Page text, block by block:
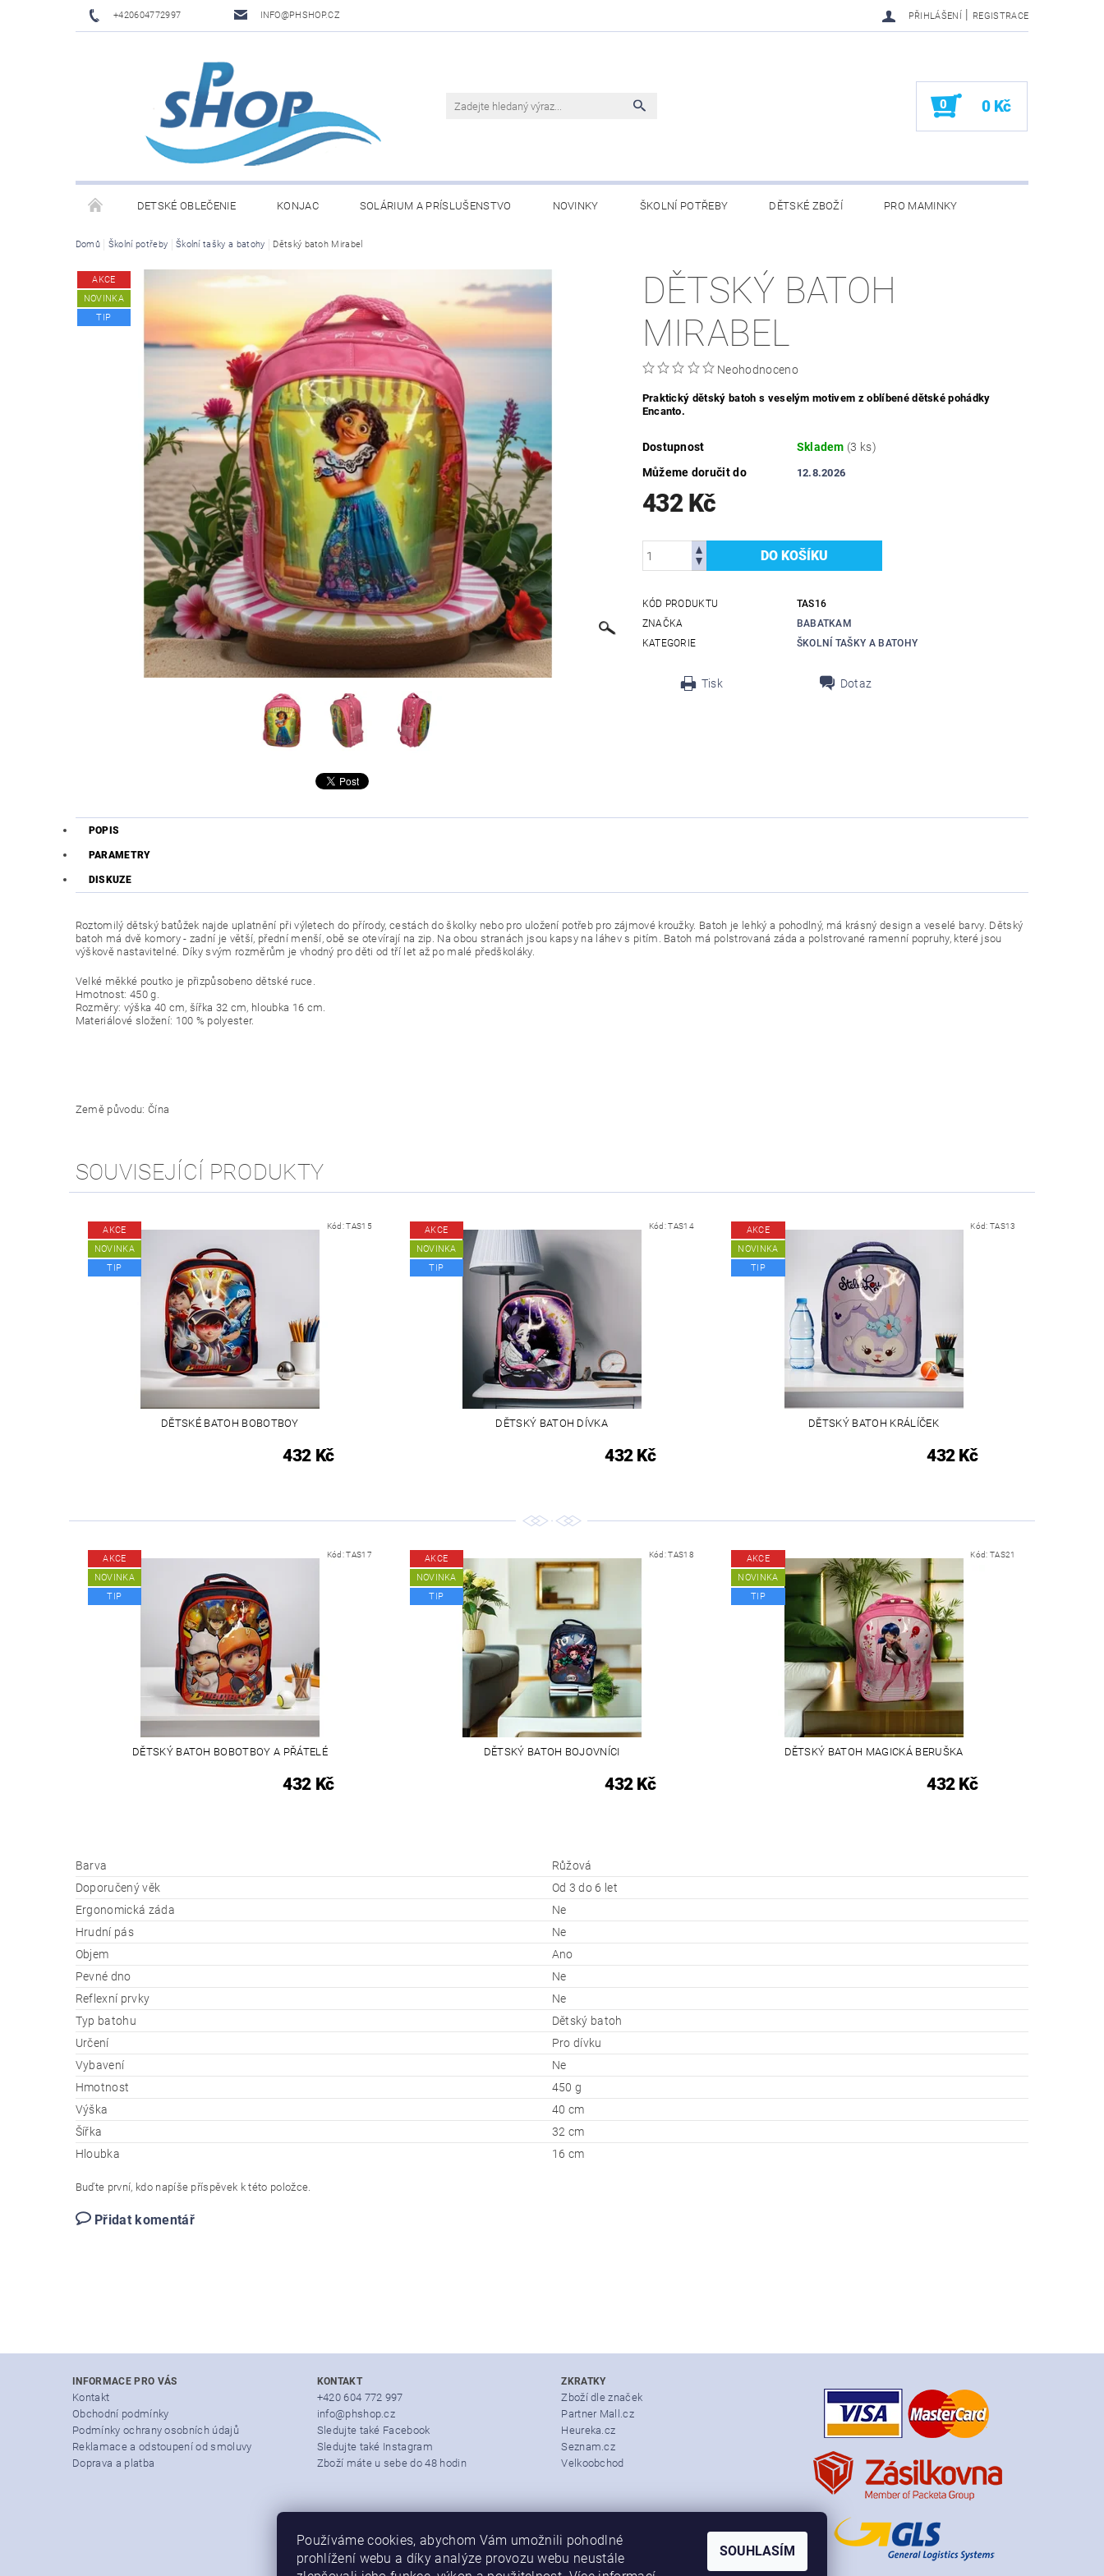
+420604772997 INFO@PHSHOP.CZ PŘIHLÁŠENÍ | REGISTRACE
0 0 Kč
DETSKÉ OBLEČENIE KONJAC SOLÁRIUM A PRÍSLUŠENSTVO NOVINKY ŠKOLNÍ POTŘEBY DĚTSKÉ ZBOŽÍ PRO MAMINKY
PRIME DRINK BY LOGAN PAUL A KSI DĚTSKÉ OBLEČENÍ
Domů Školní potřeby Školní tašky a batohy Dětský batoh Mirabel
AKCE
NOVINKA
TIP
DĚTSKÝ BATOH
MIRABEL
Neohodnoceno
Praktický dětský batoh s veselým motivem z oblíbené dětské pohádky
Encanto.
Dostupnost Skladem (3 ks)
Můžeme doručit do
12.8.2026
432 Kč
KÓD PRODUKTU
TAS16
ZNAČKA
BABATKAM
KATEGORIE
ŠKOLNÍ TAŠKY A BATOHY
Tisk Dotaz
POPIS
PARAMETRY
DISKUZE
Roztomilý dětský batůžek najde uplatnění při výletech do přírody, cestách do školky nebo pro uložení potřeb pro zájmové kroužky. Batoh je lehký a pohodlný, má krásný design a veselé barvy. Dětský
batoh má dvě komory - zadní je větší, přední menší, obě se otevírají na zip. Na obou stranách jsou kapsy na láhev s pitím. Batoh má polstrovaná záda a polstrované ramenní popruhy, které jsou
výškově nastavitelné. Díky svým rozměrům je vhodný pro děti od tří let až po malé předškoláky.
Velké měkké poutko je přizpůsobeno dětské ruce.
Hmotnost: 450 g.
Rozměry: výška 40 cm, šířka 32 cm, hloubka 16 cm.
Materiálové složení: 100 % polyester.
Země původu: Čína
SOUVISEJÍCÍ PRODUKTY
AKCE
NOVINKA
TIP
Kód:TAS15
DĚTSKÉ BATOH BOBOTBOY
432 Kč
AKCE
NOVINKA
TIP
Kód:TAS14
DĚTSKÝ BATOH DÍVKA
432 Kč
AKCE
NOVINKA
TIP
Kód:TAS13
DĚTSKÝ BATOH KRÁLÍČEK
432 Kč
AKCE
NOVINKA
TIP
Kód:TAS17
DĚTSKÝ BATOH BOBOTBOY A PŘÁTELÉ
432 Kč
AKCE
NOVINKA
TIP
Kód:TAS18
DĚTSKÝ BATOH BOJOVNÍCI
432 Kč
AKCE
NOVINKA
TIP
Kód:TAS21
DĚTSKÝ BATOH MAGICKÁ BERUŠKA
432 Kč
Barva
Růžová
Doporučený věk
Od 3 do 6 let
Ergonomická záda
Ne
Hrudní pás
Ne
Objem
Ano
Pevné dno
Ne
Reflexní prvky
Ne
Typ batohu
Dětský batoh
Určení
Pro dívku
Vybavení
Ne
Hmotnost
450 g
Výška
40 cm
Šířka
32 cm
Hloubka
16 cm
Buďte první, kdo napíše příspěvek k této položce.
Přidat komentář
INFORMACE PRO VÁS
Kontakt
Obchodní podmínky
Podmínky ochrany osobních údajů
Reklamace a odstoupení od smoluvy
Doprava a platba
KONTAKT
+420 604 772 997
info@phshop.cz
Sledujte také Facebook
Sledujte také Instagram
Zboží máte u sebe do 48 hodin
ZKRATKY
Zboží dle značek
Partner Mall.cz
Heureka.cz
Seznam.cz
Velkoobchod
Používáme cookies, abychom Vám umožnili pohodlné
prohlížení webu a díky analýze provozu webu neustále
SOUHLASÍM